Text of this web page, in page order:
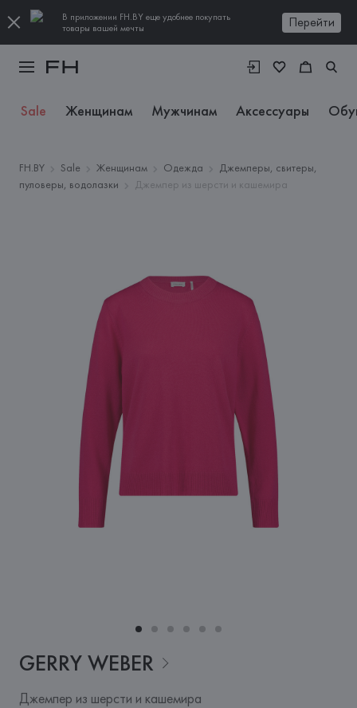
В приложении FH.BY еще удобнее покупать
товары вашей мечты
Перейти
Sale Женщинам Мужчинам Аксессуары
FH.BY Sale Женщинам Одежда
Джемперы, свитеры,
пуловеры, водолазки
Джемпер из шерсти и кашемира
GERRY WEBER
Джемпер из шерсти и кашемира